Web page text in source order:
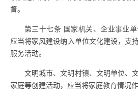
督。
第三十七条 国家机关、企业事业
应当将家风建设纳入单位文化建设，支
服务活动。
文明城市、文明村镇、文明单位、
家庭等创建活动，应当将家庭教育情况作